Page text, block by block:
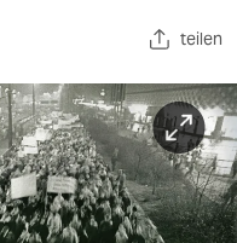
teilen